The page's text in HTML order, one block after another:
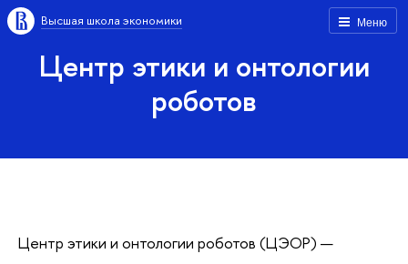
Меню
Высшая школа экономики
Центр этики и онтологии
роботов
Центр этики и онтологии роботов (ЦЭОР) —